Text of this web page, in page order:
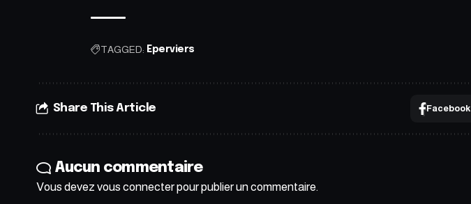
TAGGED: Eperviers
Share This Article Facebook
Aucun commentaire
Vous devez vous connecterpour publier un commentaire.